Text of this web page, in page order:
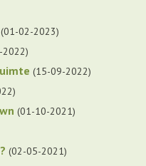
01-02-2023
15-09-2022
01-10-2021
02-05-2021